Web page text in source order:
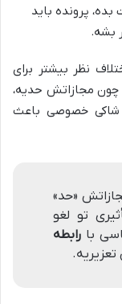
پرونده باید
بشه.
نظر بیشتر برای
چون مجازاتش حدیه،
شاکی خصوصی باعث
«حد»
تو لغو
با رابطه